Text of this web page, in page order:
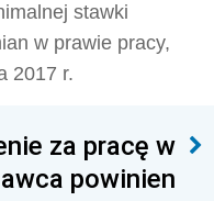
stawki
w prawie pracy,
2017 r.
za pracę w
powinien